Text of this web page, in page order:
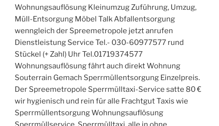
Wohnungsauflösung Kleinumzug Zuführung, Umzug,
Müll-Entsorgung Möbel Talk Abfallentsorgung
wenngleich der Spreemetropole jetzt anrufen
Dienstleistung Service Tel.- 030-60977577 rund
Stückel (+ Zahl) Uhr Tel.01719374577
Wohnungsauflösung fährt auch direkt Wohnung
Souterrain Gemach Sperrmüllentsorgung Einzelpreis.
Der Spreemetropole Sperrmülltaxi-Service satte 80 €
wir hygienisch und rein für alle Frachtgut Taxis wie
Sperrmüllentsorgung Wohnungsauflösung